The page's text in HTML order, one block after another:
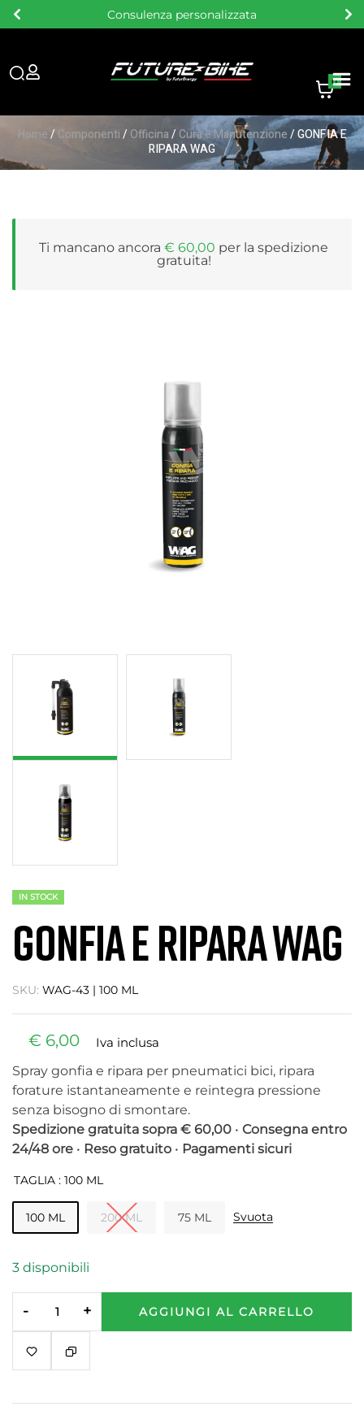
Consegna gratuita sopra i 60 €
0
Home/Componenti/ Officina/Cura e Manutenzione/ GONFIA E
RIPARA WAG
Ti mancano ancora € 60,00 per la spedizione
gratuita!
IN STOCK
GONFIA E RIPARA WAG
SKU: WAG-43 | 100 ML
€ 6,00
Iva inclusa
Spray gonfia e ripara per pneumatici bici, ripara
forature istantaneamente e reintegra pressione
senza bisogno di smontare.
Spedizione gratuita sopra € 60,00 • Consegna entro
24/48 ore • Reso gratuito • Pagamenti sicuri
TAGLIA : 100 ML
100 ML 200 ML 75 ML Svuota
3 disponibili
- + AGGIUNGI AL CARRELLO